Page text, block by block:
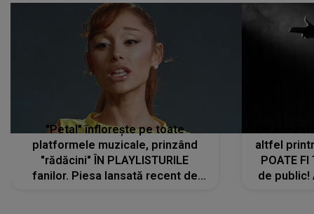
"Petal" înflorește pe toate
platformele muzicale, prinzând
"rădăcini" ÎN PLAYLISTURILE
fanilor. Piesa lansată recent de
altfel
POATE FI
de public!